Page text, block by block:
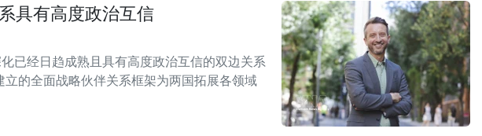
具有高度政治互信
已经日趋成熟且具有高度政治互信的双边关系
的全面战略伙伴关系框架为两国拓展各领域